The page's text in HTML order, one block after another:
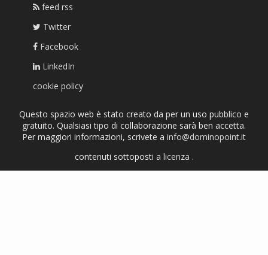
feed rss
Twitter
Facebook
LinkedIn
cookie policy
Questo spazio web è stato creato da per un uso pubblico e
gratuito. Qualsiasi tipo di collaborazione sarà ben accetta.
Per maggiori informazioni, scrivete a info@dominopoint.it
contenuti sottoposti a licenza .